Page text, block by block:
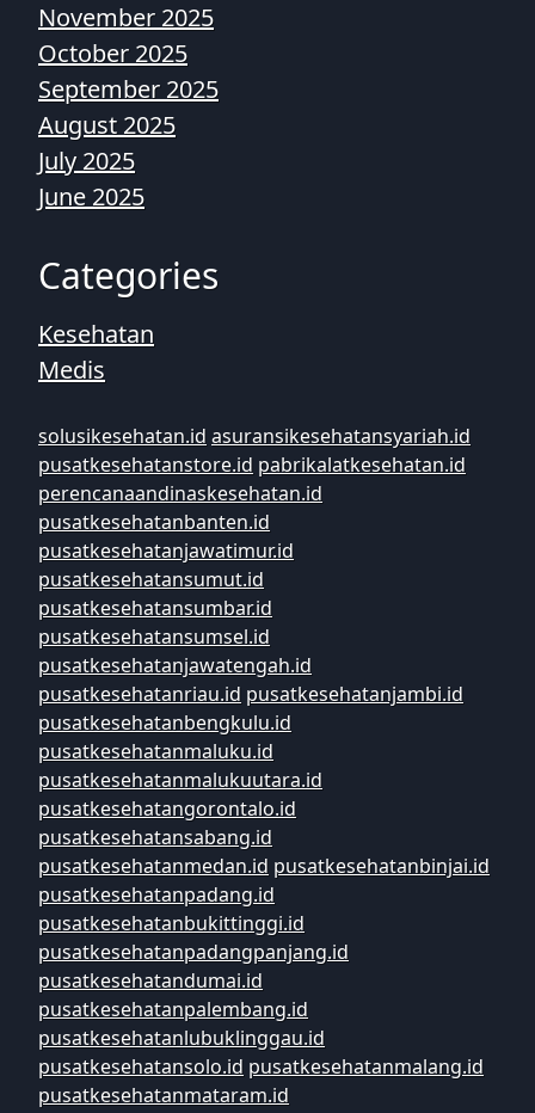
November 2025
October 2025
September 2025
August 2025
July 2025
June 2025
Categories
Kesehatan
Medis
solusikesehatan.id asuransikesehatansyariah.id
pusatkesehatanstore.id pabrikalatkesehatan.id
perencanaandinaskesehatan.id
pusatkesehatanbanten.id
pusatkesehatanjawatimur.id
pusatkesehatansumut.id
pusatkesehatansumbar.id
pusatkesehatansumsel.id
pusatkesehatanjawatengah.id
pusatkesehatanriau.id pusatkesehatanjambi.id
pusatkesehatanbengkulu.id
pusatkesehatanmaluku.id
pusatkesehatanmalukuutara.id
pusatkesehatangorontalo.id
pusatkesehatansabang.id
pusatkesehatanmedan.id pusatkesehatanbinjai.id
pusatkesehatanpadang.id
pusatkesehatanbukittinggi.id
pusatkesehatanpadangpanjang.id
pusatkesehatandumai.id
pusatkesehatanpalembang.id
pusatkesehatanlubuklinggau.id
pusatkesehatansolo.id pusatkesehatanmalang.id
pusatkesehatanmataram.id